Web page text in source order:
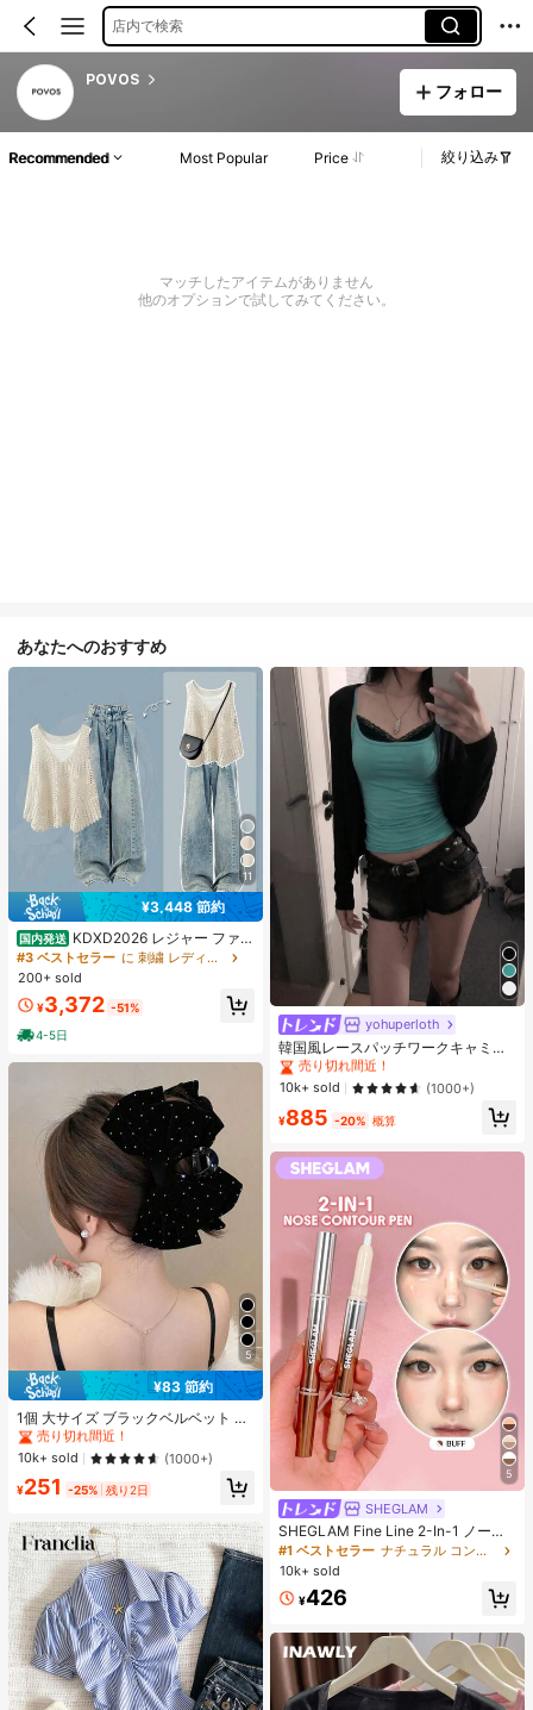
店内で検索
POVOS
フォロー
Recommended Most Popular Price 絞り込み
マッチしたアイテムがありません
他のオプションで試してみてください。
あなたへのおすすめ
11
¥3,448 節約
国内発送 KDXD2026 レジャー ファッ
ション ロングサイズ 夏服 女性 ワイ
ルドスタイル ボア付きトップス ワイ
ルドスタイル ロングスカート 3点セ
ット UVカット 軽量 通気性 袖付き
ヒップカバー効果 通気性抜群 サイズ
豊富
#3 ベストセラー
に 刺繍 レディースコーデ
200+ sold
¥3,372 -51%
4-5日
5
¥83 節約
1個 大サイズ ブラックベルベット リ
ボン ヘアクリップ クリスタルライン
ストーン装飾付き、エレガントな二
重レイヤー フロック加工リボン レデ
ィース用
#1 ベストセラー
ポリエステル 髪の爪
売り切れ間近！
#1 ベストセラー
売り切れ間近！
#1 ベストセラー
売り切れ間近！
#1 ベストセラー
売り切れ間近！
10k+ sold (1000+)
¥251 -25% 残り2日
yohuperloth
韓国風レースパッチワークキャミソ
ールタンクトップ、Y2Kエステティ
ック、ストリートウェアカジュアル
サマー
#1 ベストセラー
に 緑色 万能デイリートップス
売り切れ間近！
#1 ベストセラー
に 緑色 万能デイリートップス
売り切れ間近！
#1 ベストセラー
に 緑色 万能デイリートップス
売り切れ間近！
#1 ベストセラー
に 緑色 万能デイリートップス
売り切れ間近！
10k+ sold (1000+)
¥885 -20% 概算
5
SHEGLAM
SHEGLAM Fine Line 2-In-1 ノーズ
コンター&ハイライトペン-Buff ノー
ズシャドウ シェーディング 女性と女
の子のためのブランドビューティー
コスメメイクアップ
#1 ベストセラー
ナチュラル コントゥア＆ブロンザー
10k+ sold
¥426